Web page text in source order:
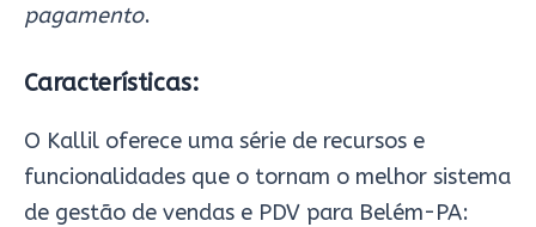
pagamento.
Características:
O Kallil oferece uma série de recursos e
funcionalidades que o tornam o melhor sistema
de gestão de vendas e PDV para Belém-PA: